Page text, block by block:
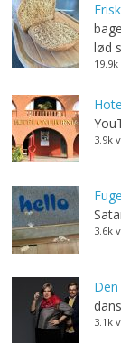
lød
3.9k
3.6k
3.1k